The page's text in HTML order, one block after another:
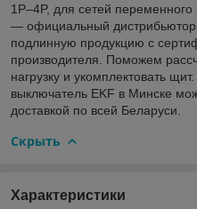
1P–4P, для сетей
— официальный дистрибьютор
подлинную продукцию с
производителя. Поможем
нагрузку и укомплектовать
выключатель EKF в Минске
доставкой по всей Беларуси.
Скрыть
Характеристики